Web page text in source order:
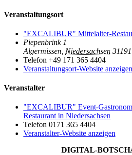
Veranstaltungsort
"EXCALIBUR" Mittelalter-
Piepenbrink 1
Algermissen Niedersachsen 31191
Telefon +49 171 365 4404
Veranstaltungsort-Website anzeigen
Veranstalter
"EXCALIBUR" Event-
Restaurant in Niedersachsen
Telefon 0171 365 4404
Veranstalter-Website anzeigen
DIGITAL-